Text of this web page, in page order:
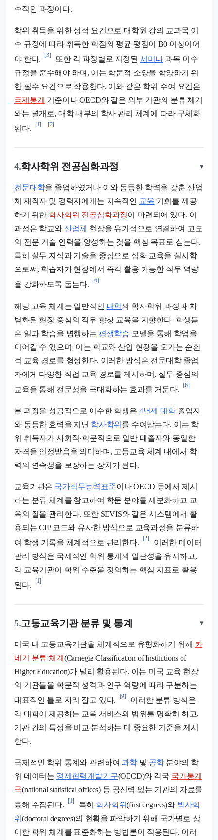
수적인 과정이다.
학위 취득을 위한 성적 요건으로 대학원 강의 교과목 이
수 규정에 따라 취득한 학점의 평균 평점이 B0 이상이어
야 한다.
[3]
또한 각 과정별로 지정된 세미나 과목 이수
규정을 준수해야 하며, 이는 학문적 소양을 함양하기 위
한 필수 요건으로 작용한다. 이와 같은 학위 수여 요건은
국제통계 기준이나 OECD와 같은 외부 기관의 분류 체계
와는 별개로, 대학 내부의 학사 관리 체계에 따라 구체화
된다.
[1] [2]
4.학사학위 전공심화과정 ▾
전문대학을 졸업하였거나 이와 동등한 학력을 갖춘 산업
체 재직자 및 경력자에게는 지속적인 교육 기회를 제공
하기 위한 학사학위 전공심화과정이 마련되어 있다. 이
과정은 학교와 산업체 현장을 유기적으로 연결하여 고도
의 전문 기술 인력을 양성하는 것을 핵심 목표로 삼는다.
특히 실무 지식과 기술을 중심으로 심화 교육을 실시함
으로써, 학습자가 현장에서 즉각 활용 가능한 직무 역량
을 강화하도록 돕는다.
[6]
해당 교육 체계는 일반적인 대학의 학사학위 과정과 차
별화된 현장 중심의 직무 향상 교육을 지향한다. 학생들
은 일과 학습을 병행하는 평생학습 모델을 통해 학업을
이어갈 수 있으며, 이는 학교와 산업 현장을 오가는 순환
적 교육 경로를 형성한다. 이러한 방식은 전문대학 졸업
자에게 다양한 직업 교육 경로를 제시하며, 실무 중심의
교육을 통해 전문성을 극대화하는 효과를 거둔다.
[6]
본 과정을 성공적으로 이수한 학생은 4년제 대학졸업자
와 동등한 효력을 지닌 학사학위 를 수여받는다. 이는 학
위 취득자가 사회적·학문적으로 일반 대졸자와 동일한
자격을 인정받음을 의미하며, 고등교육 체계 내에서 학
력의 연속성을 보장하는 장치가 된다.
교육기관은 국가직무능력표준이나 OECD 등에서 제시
하는 분류 체계를 참고하여 학문 분야를 세분화하고 교
육의 질을 관리한다. 또한 SEVIS와 같은 시스템에서 활
용되는 CIP 코드와 유사한 방식으로 교육과정을 분류하
여 학생 기록을 체계적으로 관리한다.
[2]
이러한 데이터
관리 방식은 국제적인 학위 통계의 일관성을 유지하고,
각 교육기관이 학위 수준을 정의하는 핵심 지표로 활용
된다.
[1]
5.고등교육기관 분류 및 통계 ▾
미국 내 고등교육기관을 체계적으로 유형화하기 위해 카
네기 분류 체계 (Carnegie Classification of Institutions of
Higher Education)가 널리 활용된다. 이는 미국 교육 현장
의 기관들을 학문적 성격과 연구 역량에 따라 구분하는
대표적인 틀로 자리 잡고 있다.
[9]
이러한 분류 방식은
각 대학이 제공하는 교육 서비스의 범위를 명확히 하고,
기관 간의 특성을 비교 분석하는 데 중요한 기준을 제시
한다.
국제적인 학위 통계와 관련하여 과학및 공학 분야의 학
위 데이터는 경제협력개발기구(OECD)와 각국 국가통계
국(national statistical offices) 등 공신력 있는 기관의 자료를
통해 수집된다.
[1]
특히 학사학위(first degrees)와 박사학
위 (doctoral degrees)의 현황을 파악하기 위해 국가별로 상
이한 학위 체계를 표준화하는 방법론이 적용된다. 이러